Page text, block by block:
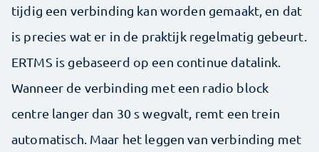
tijdig een verbinding kan worden gemaakt, en dat
is precies wat er in de praktijk regelmatig gebeurt.
ERTMS is gebaseerd op een continue datalink.
Wanneer de verbinding met een radio block
centre langer dan 30 s wegvalt, remt een trein
automatisch. Maar het leggen van verbinding met